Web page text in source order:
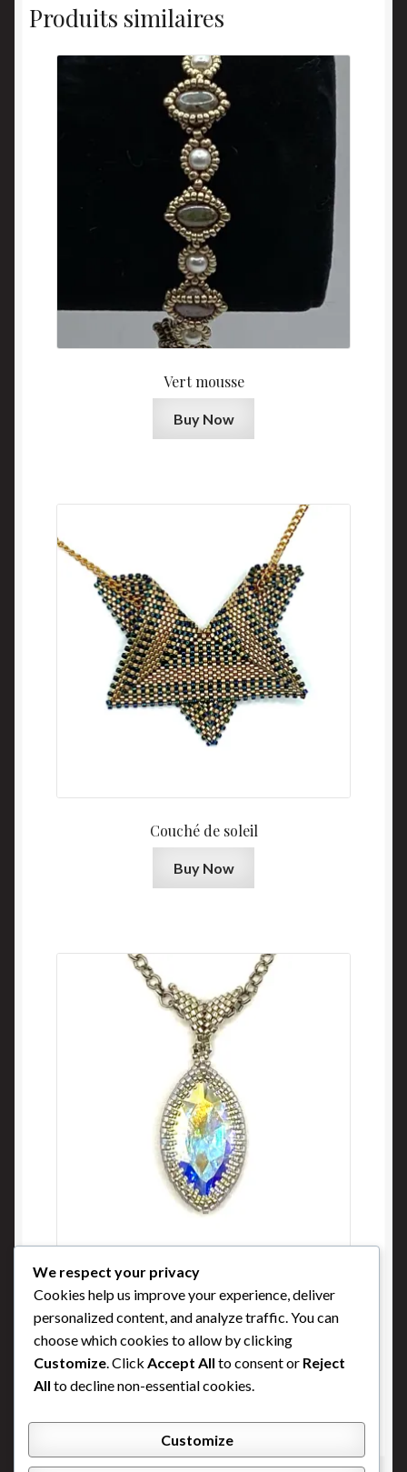
Produits similaires
Vert mousse
Buy Now
Couché de soleil
Buy Now
Levé du soleil
Buy Now
We respect your privacy
Cookies help us improve your experience, deliver
personalized content, and analyze traffic. You can
choose which cookies to allow by clicking
Customize. Click Accept All to consent or Reject
All to decline non-essential cookies.
Customize